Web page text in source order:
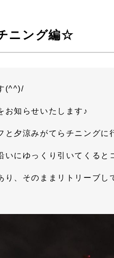
ニング編☆
(^^)/
お知らせいたします♪
と夕涼みがてらチニングに
いにゆっくり引いてくると
り、そのままリトリーブし